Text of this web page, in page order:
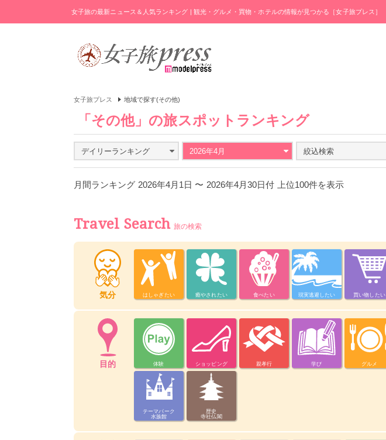
女子旅の最新ニュース＆人気ランキング | 観光・グルメ・買物・ホテルの情報が見つかる［女子旅プレス］
女子旅プレス 地域で探す(その他)
「その他」の旅スポットランキング
デイリーランキング 2026年4月 絞込検索
月間ランキング 2026年4月1日 〜 2026年4月30日付 上位100件を表示
Travel Search 旅の検索
気分 はしゃぎたい 癒やされたい 食べたい 現実逃避したい 買い物したい
目的 体験 ショッピング 親孝行 学び グルメ
テーマパーク
水族館
歴史
寺社仏閣